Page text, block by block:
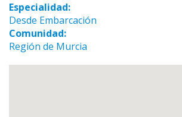
Especialidad:
Desde Embarcación
Comunidad:
Región de Murcia